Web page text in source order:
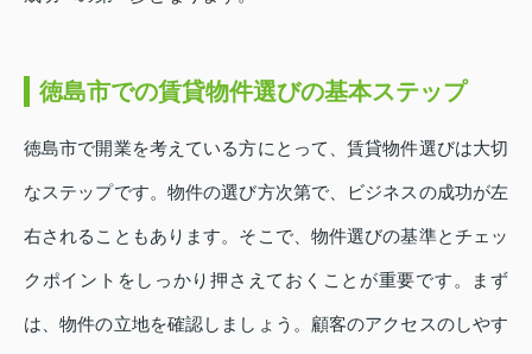
徳島市での賃貸物件選びの基本ステップ
徳島市で開業を考えている方にとって、賃貸物件選びは大切
なステップです。物件の選び方次第で、ビジネスの成功が左
右されることもあります。そこで、物件選びの基準とチェッ
クポイントをしっかり押さえておくことが重要です。まず
は、物件の立地を確認しましょう。顧客のアクセスのしやす